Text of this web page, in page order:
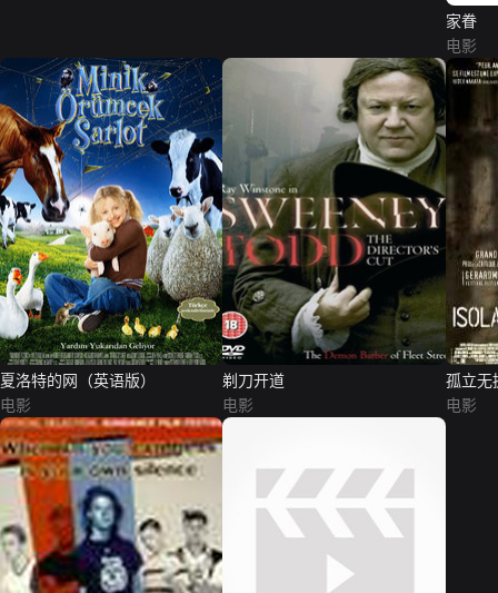
家眷
电影
夏洛特的网（英语版）
电影
剃刀开道
电影
孤立无
电影